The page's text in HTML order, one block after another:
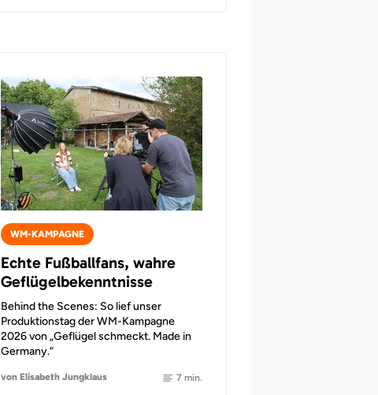
WM-KAMPAGNE
Echte Fußballfans, wahre
Geflügelbekenntnisse
Behind the Scenes: So lief unser
Produktionstag der WM-Kampagne
2026 von „Geflügel schmeckt. Made in
Germany.“
von Elisabeth Jungklaus 7 min.